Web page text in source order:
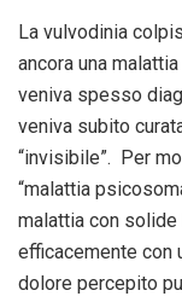
La vulvodinia
ancora una
veniva spesso
veniva subito
“invisibile”. Per
“malattia
malattia con
efficacemente con
dolore percepito